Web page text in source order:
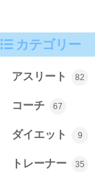
カテゴリー
アスリート 82
コーチ 67
ダイエット 9
トレーナー 35